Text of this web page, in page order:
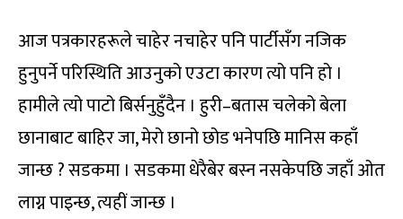
आज पत्रकारहरूले चाहेर नचाहेर पनि पार्टीसँग नजिक
हुनुपर्ने परिस्थिति आउनुको एउटा कारण त्यो पनि हो ।
हामीले त्यो पाटो बिर्सनुहुँदैन । हुरी–बतास चलेको बेला
छानाबाट बाहिर जा, मेरो छानो छोड भनेपछि मानिस कहाँ
जान्छ ? सडकमा । सडकमा धेरैबेर बस्न नसकेपछि जहाँ ओत
लाग्न पाइन्छ, त्यहीं जान्छ ।